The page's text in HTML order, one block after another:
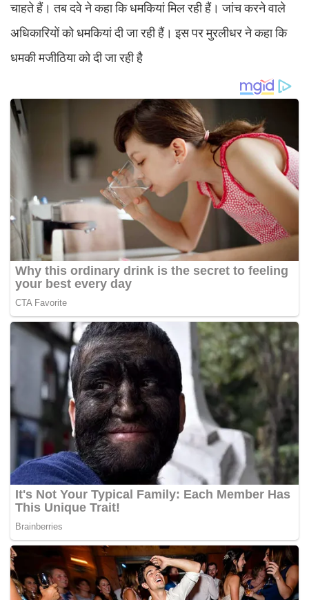
चाहते हैं। तब दवे ने कहा कि धमकियां मिल रही हैं। जांच करने वाले
अधिकारियों को धमकियां दी जा रही हैं। इस पर मुरलीधर ने कहा कि
धमकी मजीठिया को दी जा रही है